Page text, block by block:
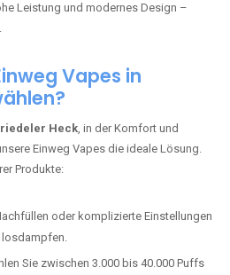
Leistung und modernes Design –
Vapes in
Heck, in der Komfort und
Einweg Vapes die ideale Lösung.
Produkte:
oder komplizierte Einstellungen
losdampfen.
Sie zwischen 3.000 bis 40.000 Puffs